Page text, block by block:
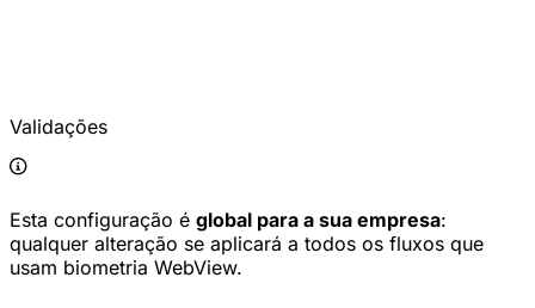
Validações
Esta configuração é global para a sua empresa:
qualquer alteração se aplicará a todos os fluxos que
usam biometria WebView.